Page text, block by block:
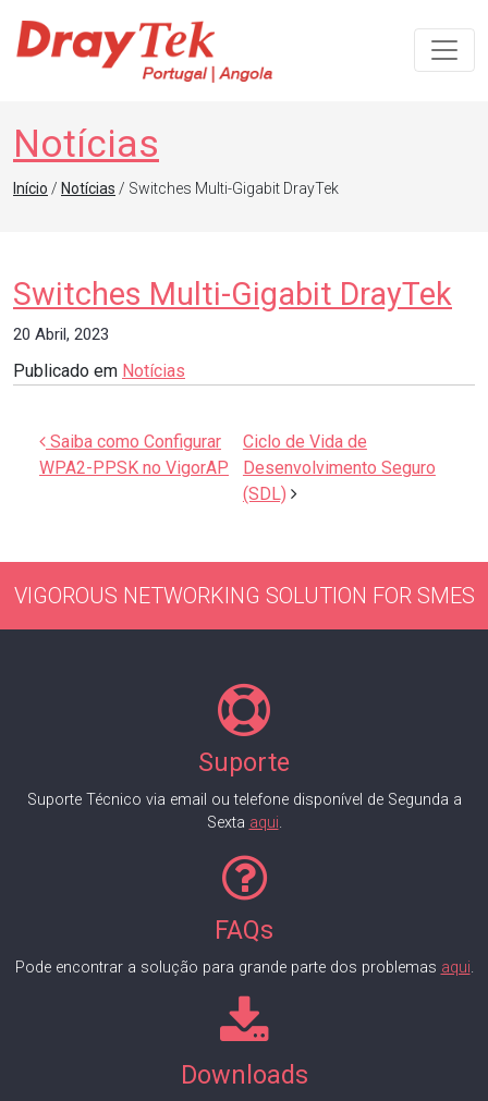
Navegação principal
Notícias
Início / Notícias / Switches Multi-Gigabit DrayTek
Switches Multi-Gigabit DrayTek
20 Abril, 2023
Publicado em Notícias
Navegação de artigos
Saiba como Configurar
WPA2-PPSK no VigorAP
Ciclo de Vida de
Desenvolvimento Seguro
(SDL)
VIGOROUS NETWORKING SOLUTION FOR SMES
Suporte
Suporte Técnico via email ou telefone disponível de Segunda a
Sexta aqui.
FAQs
Pode encontrar a solução para grande parte dos problemas aqui.
Downloads